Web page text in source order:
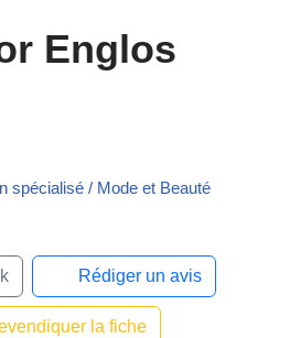
Englos
spécialisé / Mode et Beauté
Rédiger un avis
la fiche